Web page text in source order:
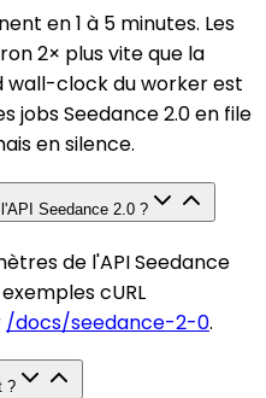
en 1 à 5 minutes. Les
2× plus vite que la
wall-clock du worker est
jobs Seedance 2.0 en file
en silence.
Seedance 2.0 ?
de l'API Seedance
cURL
/docs/seedance-2-0.
?